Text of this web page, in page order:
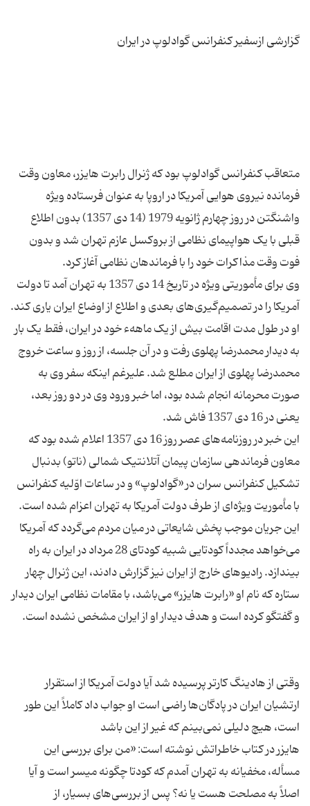
متعاقب کنفرانس گوادلوپ بود که ژنرال رابرت هایزر، معاون وقت
فرمانده نیروی هوایی آمریکا در اروپا به عنوان فرستاده ویژه
واشنگتن در روز چهارم ژانویه 1979 (14 دی 1357) بدون اطلاع
قبلی با یک هواپیمای نظامی از بروکسل عازم تهران شد و بدون
وی برای مأموریتی ویژه در تاریخ 14 دی 1357 به تهران آمد تا دولت
آمریکا را در تصمیم‌گیری‌های بعدی و اطلاع از اوضاع ایران یاری کند.
او در طول مدت اقامت بیش از یک ماههء خود در ایران، فقط یک بار
به دیدار محمدرضا پهلوی رفت و در آن جلسه، از روز و ساعت خروج
محمدرضا پهلوی از ایران مطلع شد. علیرغم اینکه سفر وی به
صورت محرمانه انجام شده بود، اما خبر ورود وی در دو روز بعد،
این خبر در روزنامه‌های عصر روز 16 دی 1357 اعلام شده بود که
معاون فرماندهی سازمان پیمان آتلانتیک شمالی (ناتو) بدنبال
تشکیل کنفرانس سران در «گوادلوپ» و در ساعات اوّلیه کنفرانس
با مأموریت ویژه‌ای از طرف دولت آمریکا به تهران اعزام شده ‌است.
این جریان موجب پخش شایعاتی در میان مردم می‌گردد که آمریکا
می‌خواهد مجدداً کودتایی شبیه کودتای 28 مرداد در ایران به راه
بیندازد. رادیوهای خارج از ایران نیز گزارش دادند، این ژنرال چهار
ستاره که نام او «رابرت هایزر» می‌باشد، با مقامات نظامی ایران دیدار
وقتی از هادینگ کارتر پرسیده شد آیا دولت آمریکا از استقرار
ارتشیان ایران در پادگان‌ها راضی است او جواب داد کاملاً این طور
هایزر در کتاب خاطراتش نوشته است: «من برای بررسی این
مسأله، مخفیانه به تهران آمدم که کودتا چگونه میسر است و آیا
اصلاً به مصلحت هست یا نه؟ پس از بررسی‌های بسیار، از